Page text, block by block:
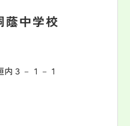
蔭中学校
３－１－１